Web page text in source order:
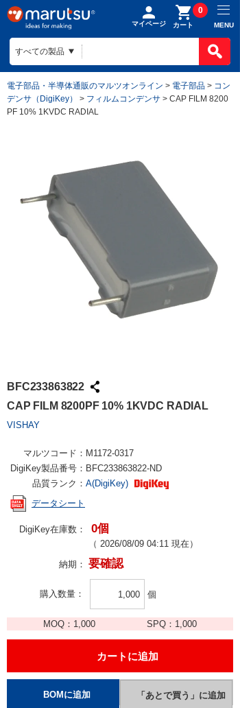
マイページ カート
0
MENU
電子部品・半導体通販のマルツオンライン > 電子部品 > コン
デンサ（DigiKey）
> フィルムコンデンサ > CAP FILM 8200
PF 10% 1KVDC RADIAL
BFC233863822
CAP FILM 8200PF 10% 1KVDC RADIAL
VISHAY
マルツコード： M1172-0317
DigiKey製品番号： BFC233863822-ND
品質ランク： A(DigiKey)
データシート
DigiKey在庫数： 0個
（ 2026/08/09 04:11 現在）
納期： 要確認
購入数量 個
MOQ： 1,000 SPQ： 1,000